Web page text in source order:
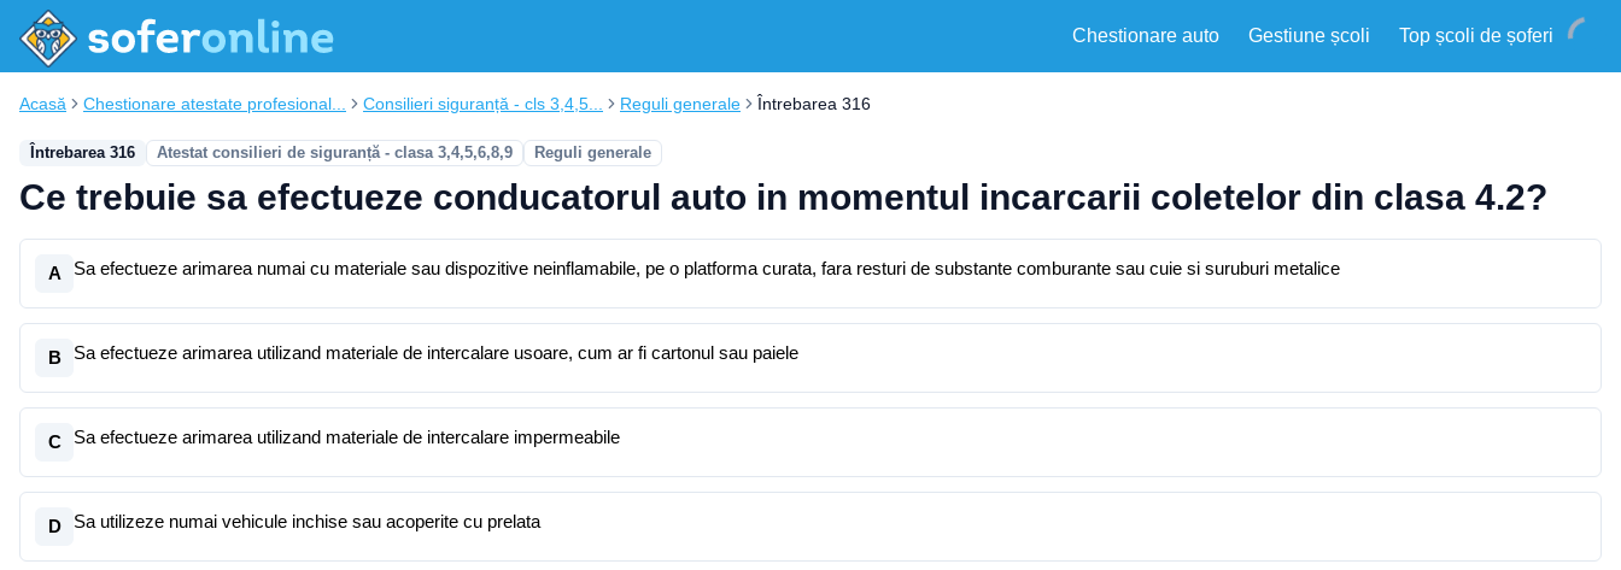
Chestionare auto Gestiune școli Top școli de șoferi
Acasă Chestionare atestate profesional... Consilieri siguranță - cls 3,4,5... Reguli generale Întrebarea 316
Întrebarea 316 Atestat consilieri de siguranță - clasa 3,4,5,6,8,9 Reguli generale
Ce trebuie sa efectueze conducatorul auto in momentul incarcarii coletelor din clasa 4.2?
A Sa efectueze arimarea numai cu materiale sau dispozitive neinflamabile, pe o platforma curata, fara resturi de substante comburante sau cuie si suruburi metalice
B Sa efectueze arimarea utilizand materiale de intercalare usoare, cum ar fi cartonul sau paiele
C Sa efectueze arimarea utilizand materiale de intercalare impermeabile
D Sa utilizeze numai vehicule inchise sau acoperite cu prelata